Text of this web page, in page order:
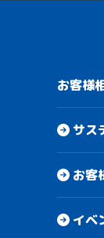
お客様
サス
お客
イベ